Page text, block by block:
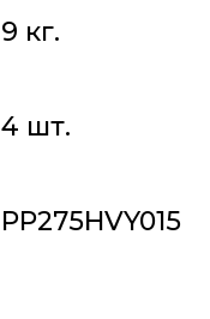
9 кг.
4 шт.
PP275HVY015